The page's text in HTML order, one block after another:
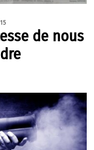
de nous